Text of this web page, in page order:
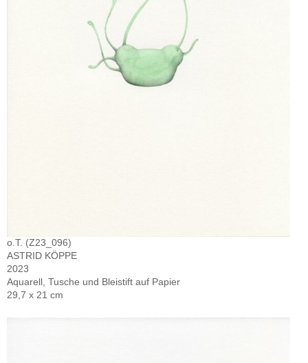
o.T. (Z23_096)
ASTRID KÖPPE
2023
Aquarell, Tusche und Bleistift auf Papier
29,7 x 21 cm